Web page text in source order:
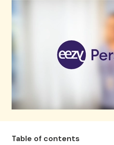
Table of contents